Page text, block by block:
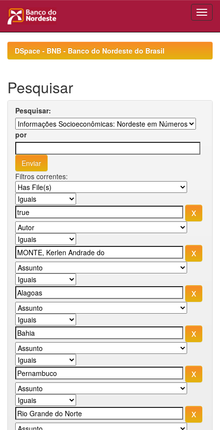
navigationDSpace - BNB - Banco do Nordeste do Brasil
Pesquisar
Pesquisar:
por
Filtros correntes: